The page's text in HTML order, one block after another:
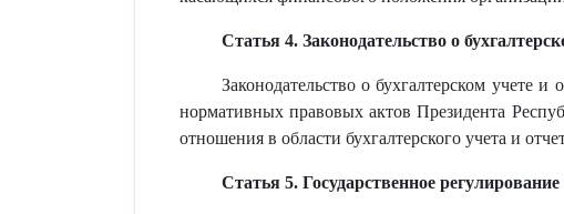
Статья 4. Законодательство о
Законодательство о бухгалтерском учете и
нормативных правовых актов Президента
отношения в области бухгалтерского учета и
Статья 5. Государственное